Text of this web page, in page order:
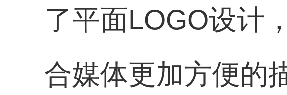
了平面LOGO设计
合媒体更加方便的